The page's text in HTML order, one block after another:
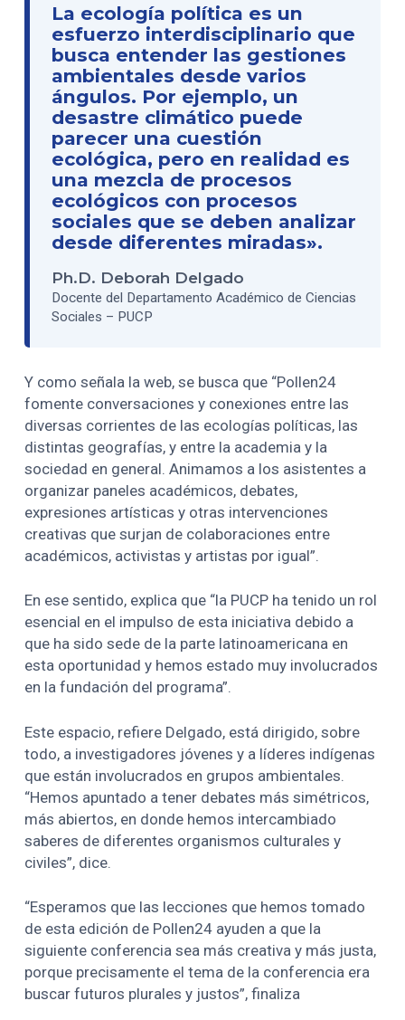
La ecología política es un
esfuerzo interdisciplinario que
busca entender las gestiones
ambientales desde varios
ángulos. Por ejemplo, un
desastre climático puede
parecer una cuestión
ecológica, pero en realidad es
una mezcla de procesos
ecológicos con procesos
sociales que se deben analizar
desde diferentes miradas».
Ph.D. Deborah Delgado
Docente del Departamento Académico de Ciencias
Sociales – PUCP
Y como señala la web, se busca que “Pollen24
fomente conversaciones y conexiones entre las
diversas corrientes de las ecologías políticas, las
distintas geografías, y entre la academia y la
sociedad en general. Animamos a los asistentes a
organizar paneles académicos, debates,
expresiones artísticas y otras intervenciones
creativas que surjan de colaboraciones entre
académicos, activistas y artistas por igual”.
En ese sentido, explica que “la PUCP ha tenido un rol
esencial en el impulso de esta iniciativa debido a
que ha sido sede de la parte latinoamericana en
esta oportunidad y hemos estado muy involucrados
en la fundación del programa”.
Este espacio, refiere Delgado, está dirigido, sobre
todo, a investigadores jóvenes y a líderes indígenas
que están involucrados en grupos ambientales.
“Hemos apuntado a tener debates más simétricos,
más abiertos, en donde hemos intercambiado
saberes de diferentes organismos culturales y
civiles”, dice.
“Esperamos que las lecciones que hemos tomado
de esta edición de Pollen24 ayuden a que la
siguiente conferencia sea más creativa y más justa,
porque precisamente el tema de la conferencia era
buscar futuros plurales y justos”, finaliza